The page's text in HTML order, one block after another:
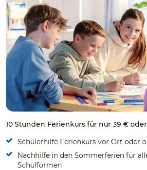
10 Stunden Ferienkurs für nur 39 €
Schülerhilfe Ferienkurs vor Ort oder
Nachhilfe in den Sommerferien für
Schulformen